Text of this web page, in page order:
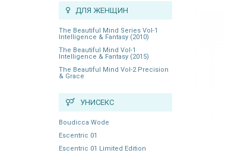
ДЛЯ ЖЕНЩИН
The Beautiful Mind Series Vol-1
Intelligence & Fantasy (2010)
The Beautiful Mind Vol-1
Intelligence & Fantasy (2015)
The Beautiful Mind Vol-2 Precision
& Grace
УНИСЕКС
Boudicca Wode
Escentric 01
Escentric 01 Limited Edition